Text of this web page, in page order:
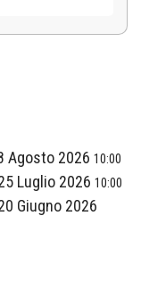
Agosto 2026 10:00
Luglio 2026 10:00
Giugno 2026